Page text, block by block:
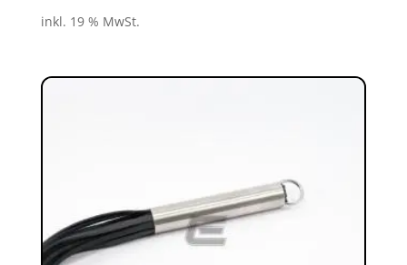
inkl. 19 % MwSt.